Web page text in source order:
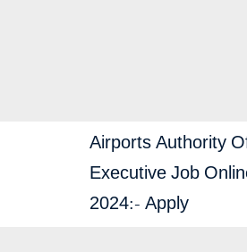
Airports Authority
Executive Job
2024:- Apply